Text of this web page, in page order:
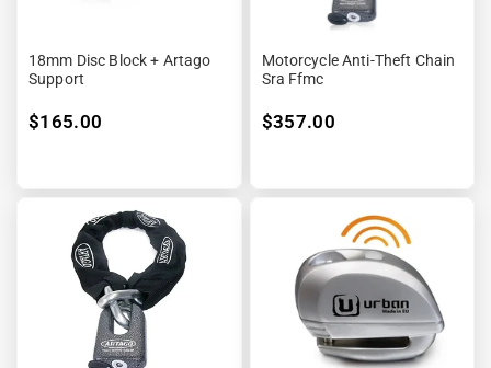
18mm Disc Block + Artago
Support
$165.00
Motorcycle Anti-Theft Chain
Sra Ffmc
$357.00